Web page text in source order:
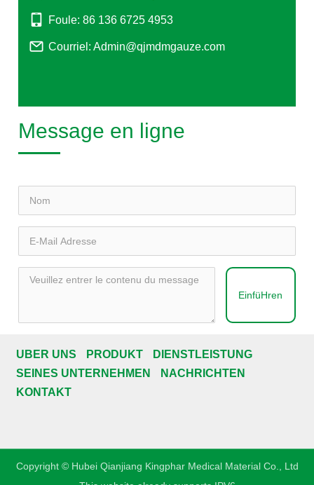
Foule: 86 136 6725 4953
Courriel: Admin@qjmdmgauze.com
Message en ligne
EinfüHren
ÜBER UNS PRODUKT
DIENSTLEISTUNG
SEINES UNTERNEHMEN
NACHRICHTEN
KONTAKT
Copyright © Hubei Qianjiang Kingphar Medical Material Co., Ltd